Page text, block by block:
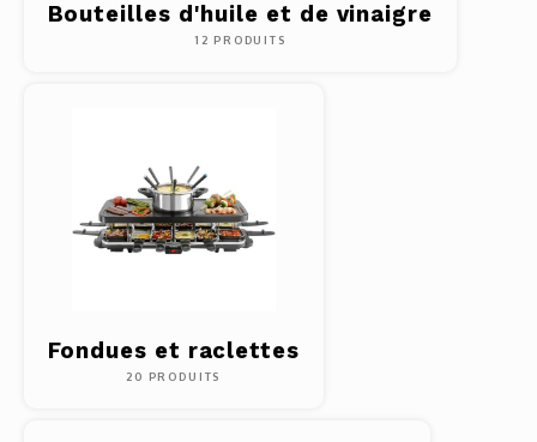
Bouteilles d'huile et de vinaigre
12 PRODUITS
Fondues et raclettes
20 PRODUITS